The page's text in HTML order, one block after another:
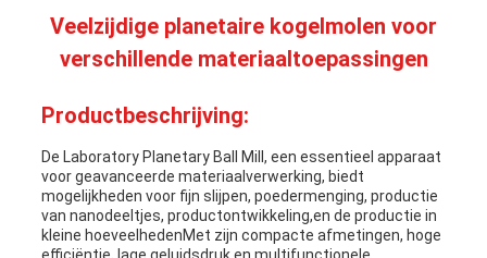
Veelzijdige planetaire kogelmolen voor
verschillende materiaaltoepassingen
Productbeschrijving:
De Laboratory Planetary Ball Mill, een essentieel apparaat
voor geavanceerde materiaalverwerking, biedt
mogelijkheden voor fijn slijpen, poedermenging, productie
van nanodeeltjes, productontwikkeling,en de productie in
kleine hoeveelhedenMet zijn compacte afmetingen, hoge